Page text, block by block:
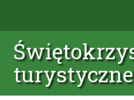
turystyczne